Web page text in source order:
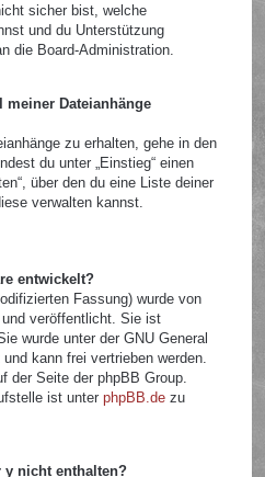
sicher bist, welche
und du Unterstützung
die Board-Administration.
meiner Dateianhänge
zu erhalten, gehe in den
du unter „Einstieg“ einen
über den du eine Liste deiner
verwalten kannst.
entwickelt?
Fassung) wurde von
veröffentlicht. Sie ist
wurde unter der GNU General
kann frei vertrieben werden.
der Seite der phpBB Group.
ist unterphpBB.de zu
y nicht enthalten?